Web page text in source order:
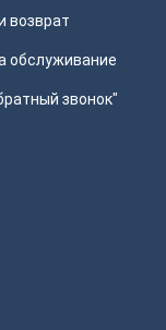
возврат
обслуживание
звонок"